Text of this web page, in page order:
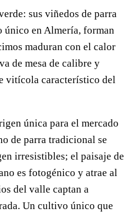
sus viñedos de parra
único en Almería, forman
maduran con el calor
de mesa de calibre y
vitícola característico del
única para el mercado
de parra tradicional se
irresistibles; el paisaje de
es fotogénico y atrae al
del valle captan a
Un cultivo único que